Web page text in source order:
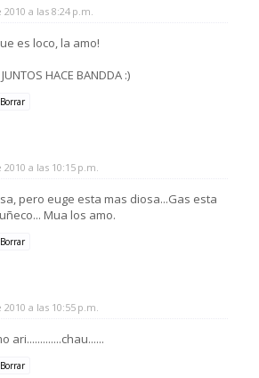
a las 8:24 p.m.
es loco, la amo!
HACE BANDDA :)
Borrar
a las 10:15 p.m.
pero euge esta mas diosa...Gas esta
Mua los amo.
Borrar
a las 10:55 p.m.
ari.............chau......
Borrar